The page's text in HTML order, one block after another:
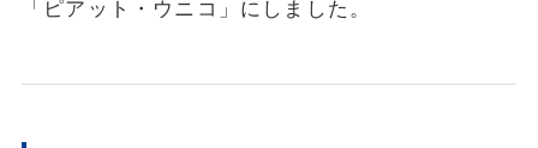
「ピアット・ウニコ」にしました。